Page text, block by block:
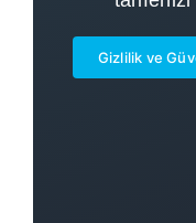
İremnetli Ol
Gizlilik ve